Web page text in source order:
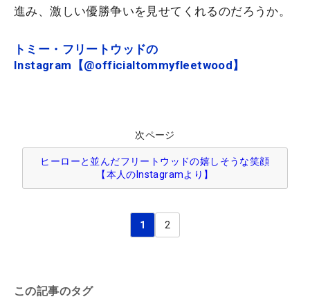
進み、激しい優勝争いを見せてくれるのだろうか。
トミー・フリートウッドの
Instagram【@officialtommyfleetwood】
次ページ
ヒーローと並んだフリートウッドの嬉しそうな笑顔
【本人のInstagramより】
1 2
この記事のタグ